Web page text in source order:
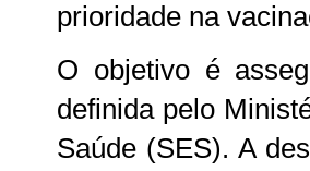
prioridade na
O objetivo é
definida pelo
Saúde (SES). A